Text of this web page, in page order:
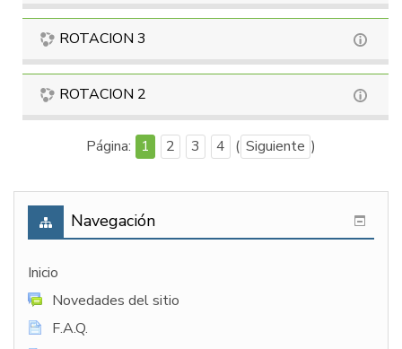
ROTACION 3
ROTACION 2
Página: 1 2 3 4 ( Siguiente )
Navegación
Inicio
Novedades del sitio
F.A.Q.